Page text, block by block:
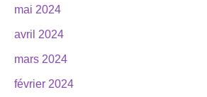
mai 2024
avril 2024
mars 2024
février 2024